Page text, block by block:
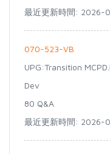
最近更新時間: 2026-
070-523-VB
UPG:Transition
Dev
80 Q&A
最近更新時間: 2026-